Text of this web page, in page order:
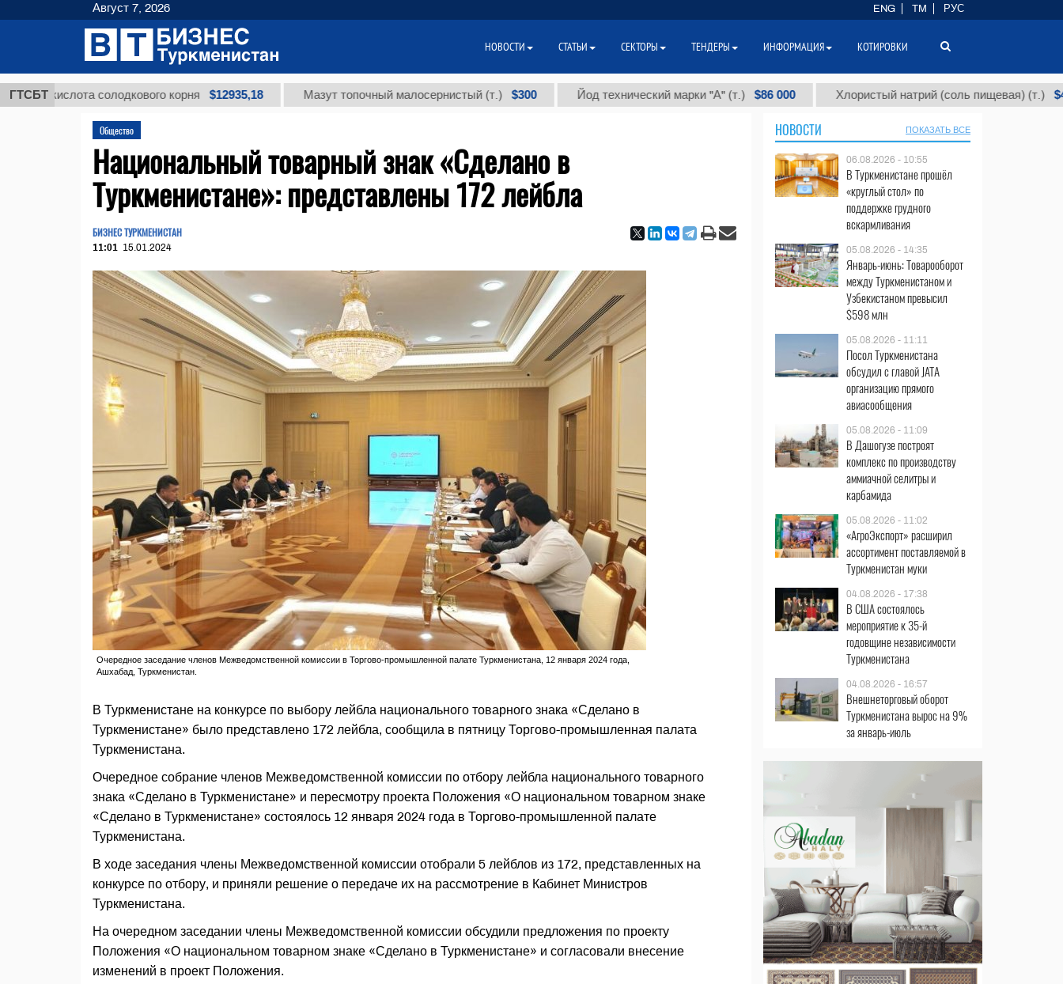
ГТСБТ солодкового корня $12935,18 Мазут топочный малосернистый (т.) $300 Йод технический марки "А" (т.) $86 000 Хлористый натрий (соль пищевая) (т.) $40
Общество
Национальный товарный знак «Сделано в
Туркменистане»: представлены 172 лейбла
БИЗНЕС ТУРКМЕНИСТАН
11:01 15.01.2024
Очередное заседание членов Межведомственной комиссии в Торгово-промышленной палате Туркменистана, 12 января 2024 года,
Ашхабад, Туркменистан.
В Туркменистане на конкурсе по выбору лейбла национального товарного знака «Сделано в
Туркменистане» было представлено 172 лейбла, сообщила в пятницу Торгово-промышленная палата
Туркменистана.
Очередное собрание членов Межведомственной комиссии по отбору лейбла национального товарного
знака «Сделано в Туркменистане» и пересмотру проекта Положения «О национальном товарном знаке
«Сделано в Туркменистане» состоялось 12 января 2024 года в Торгово-промышленной палате
Туркменистана.
В ходе заседания члены Межведомственной комиссии отобрали 5 лейблов из 172, представленных на
конкурсе по отбору, и приняли решение о передаче их на рассмотрение в Кабинет Министров
Туркменистана.
На очередном заседании члены Межведомственной комиссии обсудили предложения по проекту
Положения «О национальном товарном знаке «Сделано в Туркменистане» и согласовали внесение
изменений в проект Положения.
НОВОСТИ ПОКАЗАТЬ ВСЕ
06.08.2026 - 10:55
В Туркменистане прошёл
«круглый стол» по
поддержке грудного
вскармливания
05.08.2026 - 14:35
Январь-июнь: Товарооборот
между Туркменистаном и
Узбекистаном превысил
$598 млн
05.08.2026 - 11:11
Посол Туркменистана
обсудил с главой JATA
организацию прямого
авиасообщения
05.08.2026 - 11:09
В Дашогузе построят
комплекс по производству
аммиачной селитры и
карбамида
05.08.2026 - 11:02
«АгроЭкспорт» расширил
ассортимент поставляемой в
Туркменистан муки
04.08.2026 - 17:38
В США состоялось
мероприятие к 35-й
годовщине независимости
Туркменистана
04.08.2026 - 16:57
Внешнеторговый оборот
Туркменистана вырос на 9%
за январь-июль
Август 7, 2026 ENG TM РУС
НОВОСТИ СТАТЬИ СЕКТОРЫ ТЕНДЕРЫ ИНФОРМАЦИЯ КОТИРОВКИ